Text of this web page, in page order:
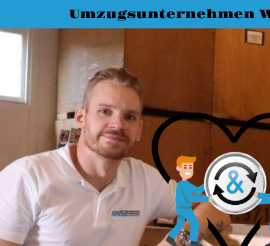
Umzugsunternehmen